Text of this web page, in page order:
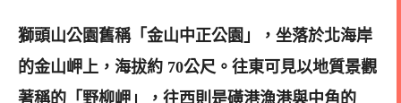
獅頭山公園舊稱「金山中正公園」，坐落於北海岸
的金山岬上，海拔約 70公尺。往東可見以地質景觀
著稱的「野柳岬」，往西則是磺港漁港與中角的